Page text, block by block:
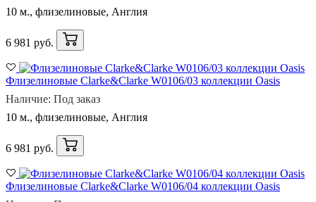
10 м., флизелиновые, Англия
6 981 руб.
Флизелиновые Clarke&Clarke W0106/03 коллекции Oasis
Наличие: Под заказ
10 м., флизелиновые, Англия
6 981 руб.
Флизелиновые Clarke&Clarke W0106/04 коллекции Oasis